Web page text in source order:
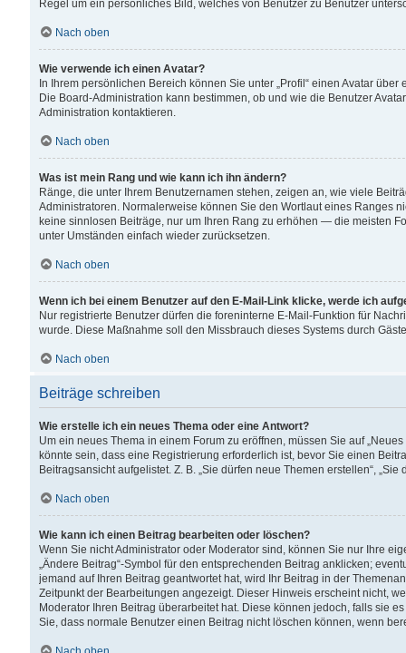
Regel um ein persönliches Bild, welches von Benutzer zu Benutzer
Nach oben
Wie verwende ich einen Avatar?
In Ihrem persönlichen Bereich können Sie unter „Profil“ einen Avatar
Die Board-Administration kann bestimmen, ob und wie die Benutzer
Administration kontaktieren.
Nach oben
Was ist mein Rang und wie kann ich ihn ändern?
Ränge, die unter Ihrem Benutzernamen stehen, zeigen an, wie viele
Administratoren. Normalerweise können Sie den Wortlaut eines Ranges
keine sinnlosen Beiträge, nur um Ihren Rang zu erhöhen — die meisten
unter Umständen einfach wieder zurücksetzen.
Nach oben
Wenn ich bei einem Benutzer auf den E-Mail-Link klicke, werde ich
Nur registrierte Benutzer dürfen die foreninterne E-Mail-Funktion für
wurde. Diese Maßnahme soll den Missbrauch dieses Systems durch
Nach oben
Beiträge schreiben
Wie erstelle ich ein neues Thema oder eine Antwort?
Um ein neues Thema in einem Forum zu eröffnen, müssen Sie auf
könnte sein, dass eine Registrierung erforderlich ist, bevor Sie einen
Beitragsansicht aufgelistet. Z. B. „Sie dürfen neue Themen erstellen“,
Nach oben
Wie kann ich einen Beitrag bearbeiten oder löschen?
Wenn Sie nicht Administrator oder Moderator sind, können Sie nur Ihre
„Ändere Beitrag“-Symbol für den entsprechenden Beitrag anklicken;
jemand auf Ihren Beitrag geantwortet hat, wird Ihr Beitrag in der
Zeitpunkt der Bearbeitungen angezeigt. Dieser Hinweis erscheint nicht,
Moderator Ihren Beitrag überarbeitet hat. Diese können jedoch, falls sie
Sie, dass normale Benutzer einen Beitrag nicht löschen können, wenn